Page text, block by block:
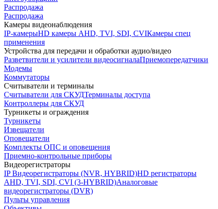
Распродажа
Распродажа
Камеры видеонаблюдения
IP-камерыHD камеры AHD, TVI, SDI, CVIКамеры спец
применения
Устройства для передачи и обработки аудио/видео
Разветвители и усилители видеосигналаПриемопередатчики
Модемы
Коммутаторы
Считыватели и терминалы
Считыватели для СКУДТерминалы доступа
Контроллеры для СКУД
Турникеты и ограждения
Турникеты
Извещатели
Оповещатели
Комплекты ОПС и оповещения
Приемно-контрольные приборы
Видеорегистраторы
IP Видеорегистраторы (NVR, HYBRID)HD регистраторы
AHD, TVI, SDI, CVI (3-HYBRID)Аналоговые
видеорегистраторы (DVR)
Пульты управления